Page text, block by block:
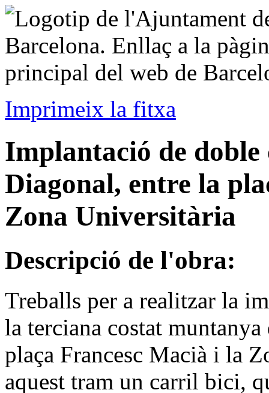
Imprimeix la fitxa
Implantació de
Diagonal, entre la
Zona Universitària
Descripció de l'obra:
Treballs per a realitzar la
la terciana costat
plaça Francesc Macià i la
aquest tram un carril bici,